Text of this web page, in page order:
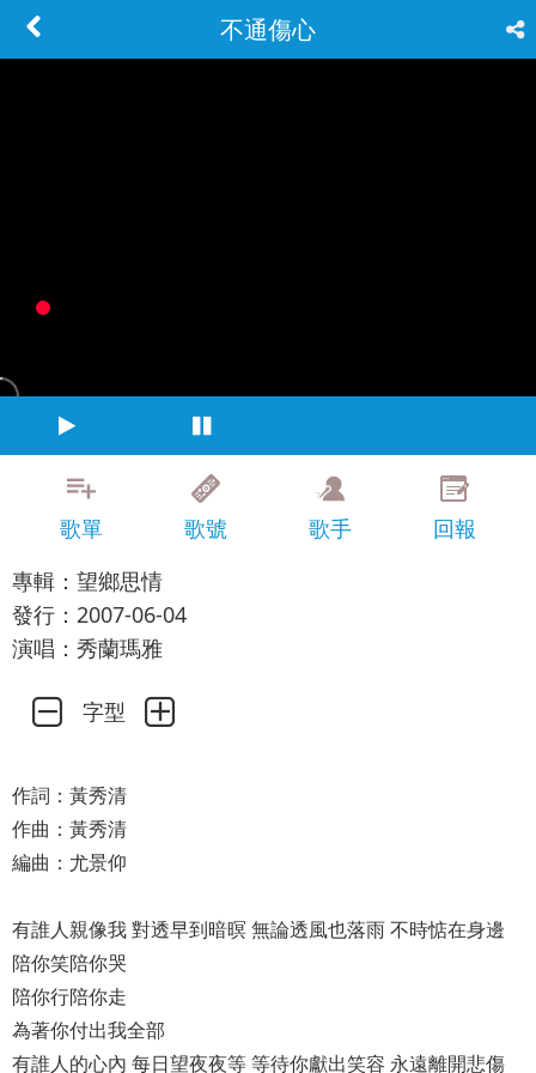
不通傷心
歌單 歌號 歌手
回報
專輯：望鄉思情
發行：2007-06-04
演唱：秀蘭瑪雅
字型
作詞：黃秀清
作曲：黃秀清
編曲：尤景仰
有誰人親像我 對透早到暗暝 無論透風也落雨 不時惦在身邊
陪你笑陪你哭
陪你行陪你走
為著你付出我全部
有誰人的心內 每日望夜夜等 等待你獻出笑容 永遠離開悲傷